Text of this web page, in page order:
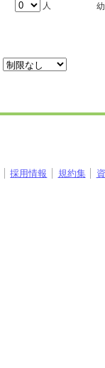
人
採用情報 規約集